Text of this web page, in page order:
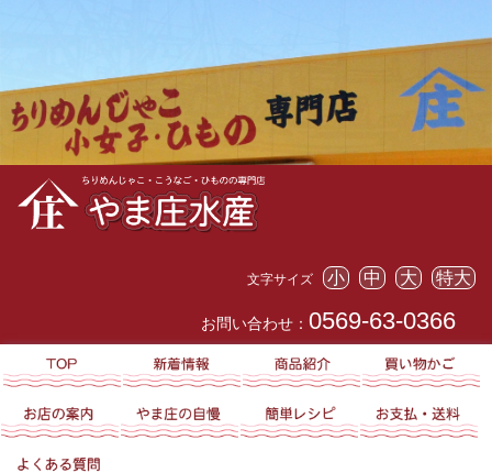
文字サイズ 小 中 大 特大
お問い合わせ： 0569-63-0366